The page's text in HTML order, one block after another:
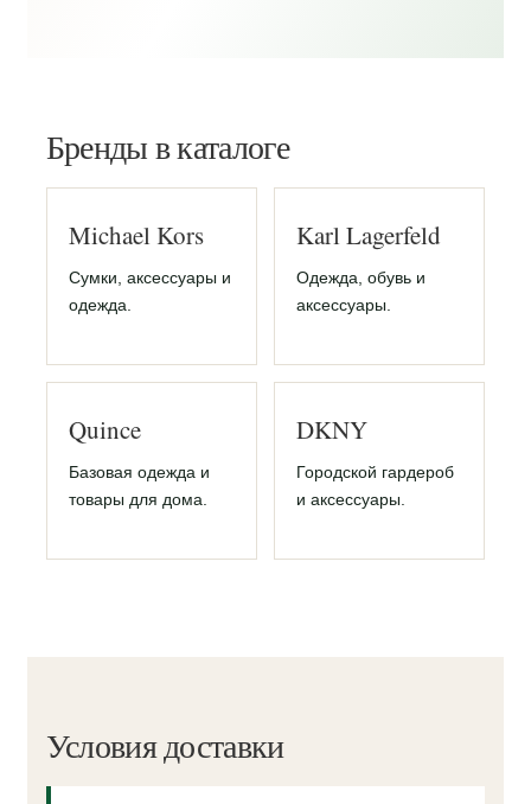
Бренды в каталоге
Michael Kors
Сумки, аксессуары и
одежда.
Karl Lagerfeld
Одежда, обувь и
аксессуары.
Quince
Базовая одежда и
товары для дома.
DKNY
Городской гардероб
и аксессуары.
Условия доставки